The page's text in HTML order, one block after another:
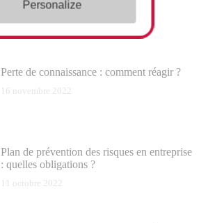
cardio-vasculaire ?
6 décembre 2022
Perte de connaissance : comment réagir ?
16 novembre 2022
Plan de prévention des risques en entreprise
: quelles obligations ?
11 octobre 2022
Personalize